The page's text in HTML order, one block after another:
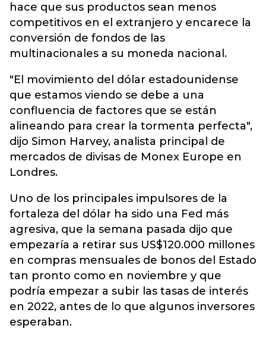
hace que sus productos sean menos
competitivos en el extranjero y encarece la
conversión de fondos de las
multinacionales a su moneda nacional.
"El movimiento del dólar estadounidense
que estamos viendo se debe a una
confluencia de factores que se están
alineando para crear la tormenta perfecta",
dijo Simon Harvey, analista principal de
mercados de divisas de Monex Europe en
Londres.
Uno de los principales impulsores de la
fortaleza del dólar ha sido una Fed más
agresiva, que la semana pasada dijo que
empezaría a retirar sus US$120.000 millones
en compras mensuales de bonos del Estado
tan pronto como en noviembre y que
podría empezar a subir las tasas de interés
en 2022, antes de lo que algunos inversores
esperaban.